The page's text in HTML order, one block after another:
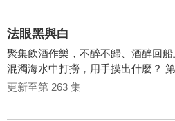
法眼黑與白
聚集飲酒作樂，不醉不歸、酒醉回船
混濁海水中打撈，用手摸出什麼？
更新至第 263 集